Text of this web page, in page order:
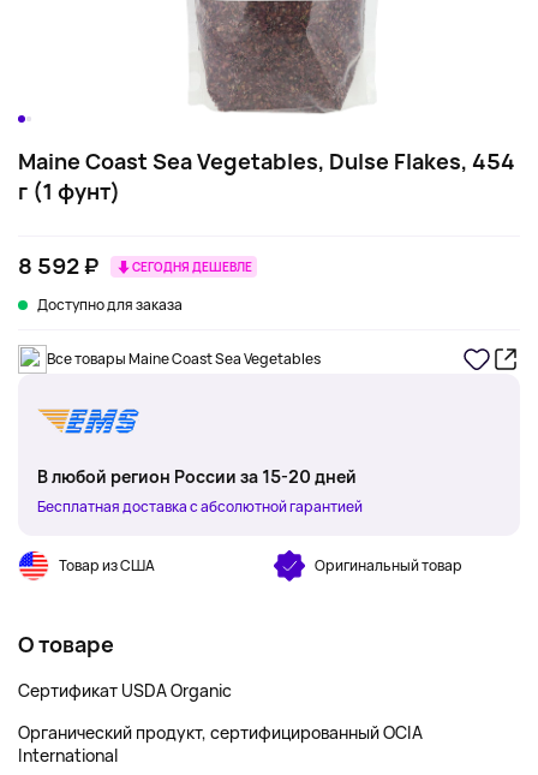
Maine Coast Sea Vegetables, Dulse Flakes, 454
г (1 фунт)
8 592 ₽ СЕГОДНЯ ДЕШЕВЛЕ
Доступно для заказа
Все товары Maine Coast Sea Vegetables
В любой регион России за 15-20 дней
Бесплатная доставка с абсолютной гарантией
Товар из США Оригинальный товар
О товаре
Сертификат USDA Organic
Органический продукт, сертифицированный OCIA
International